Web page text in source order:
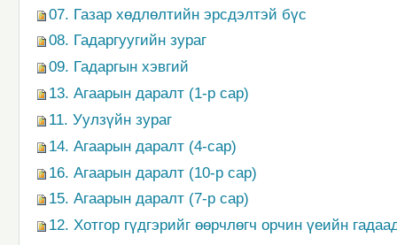
07. Газар хөдлөлтийн эрсдэлтэй бүс
08. Гадаргуугийн зураг
09. Гадаргын хэвгий
13. Агаарын даралт (1-р сар)
11. Уулзүйн зураг
14. Агаарын даралт (4-сар)
16. Агаарын даралт (10-р сар)
15. Агаарын даралт (7-р сар)
12. Хотгор гүдгэрийг өөрчлөгч орчин үеийн